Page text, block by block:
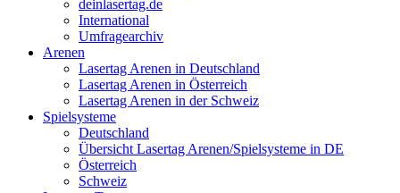
deinlasertag.de
International
Umfragearchiv
Arenen
Lasertag Arenen in Deutschland
Lasertag Arenen in Österreich
Lasertag Arenen in der Schweiz
Spielsysteme
Deutschland
Übersicht Lasertag Arenen/Spielsysteme in DE
Österreich
Schweiz